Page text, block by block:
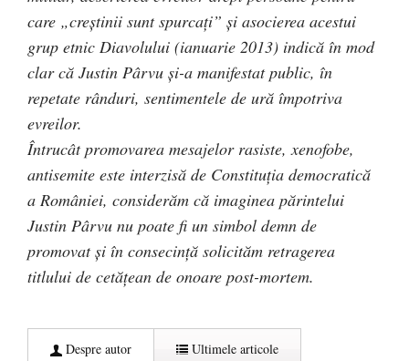
care „creştinii sunt spurcaţi” şi asocierea acestui
grup etnic Diavolului (ianuarie 2013) indică în mod
clar că Justin Pârvu şi-a manifestat public, în
repetate rânduri, sentimentele de ură împotriva
evreilor.
Întrucât promovarea mesajelor rasiste, xenofobe,
antisemite este interzisă de Constituţia democratică
a României, considerăm că imaginea părintelui
Justin Pârvu nu poate fi un simbol demn de
promovat şi în consecinţă solicităm retragerea
titlului de cetăţean de onoare post­-mortem.
Despre autor Ultimele articole